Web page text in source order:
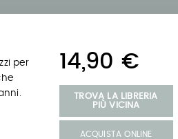
per
14,90 €
TROVA LA LIBRERIA
PIÙ VICINA
ACQUISTA ONLINE